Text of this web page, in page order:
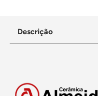
Descrição